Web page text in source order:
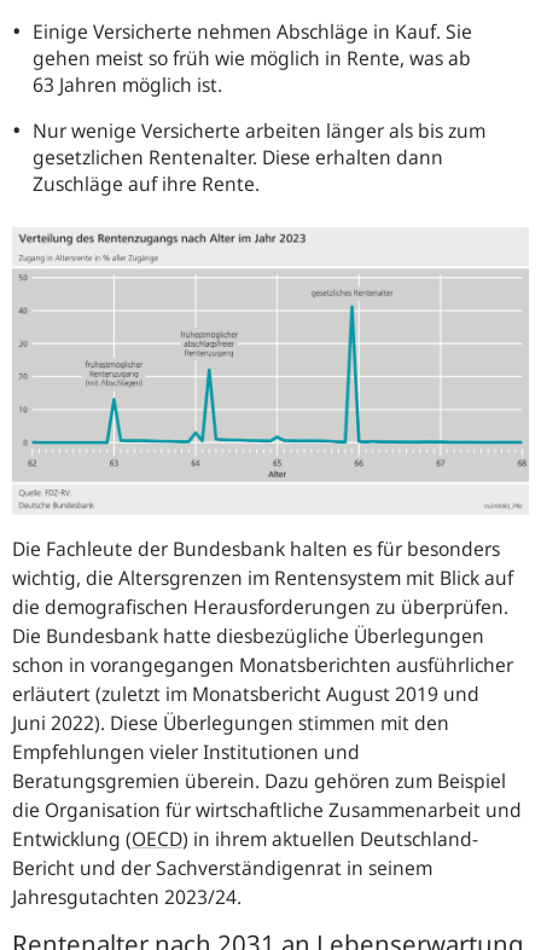
Einige Versicherte nehmen Abschläge in Kauf. Sie
gehen meist so früh wie möglich in Rente, was ab
63 Jahren möglich ist.
Nur wenige Versicherte arbeiten länger als bis zum
gesetzlichen Rentenalter. Diese erhalten dann
Zuschläge auf ihre Rente.
Die Fachleute der Bundesbank halten es für besonders
wichtig, die Altersgrenzen im Rentensystem mit Blick auf
die demografischen Herausforderungen zu überprüfen.
Die Bundesbank hatte diesbezügliche Überlegungen
schon in vorangegangen Monatsberichten ausführlicher
erläutert (zuletzt im Monatsbericht August 2019 und
Juni 2022). Diese Überlegungen stimmen mit den
Empfehlungen vieler Institutionen und
Beratungsgremien überein. Dazu gehören zum Beispiel
die Organisation für wirtschaftliche Zusammenarbeit und
Entwicklung (OECD) in ihrem aktuellen Deutschland-
Bericht und der Sachverständigenrat in seinem
Jahresgutachten 2023/24.